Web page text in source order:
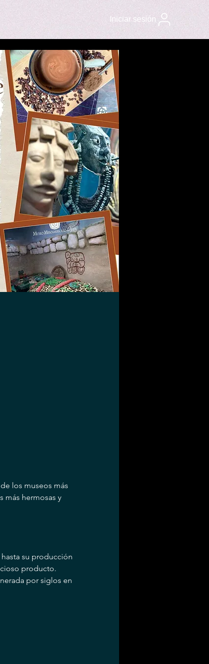
Iniciar sesión
los museos más
más hermosas y
su producción
producto.
por siglos en